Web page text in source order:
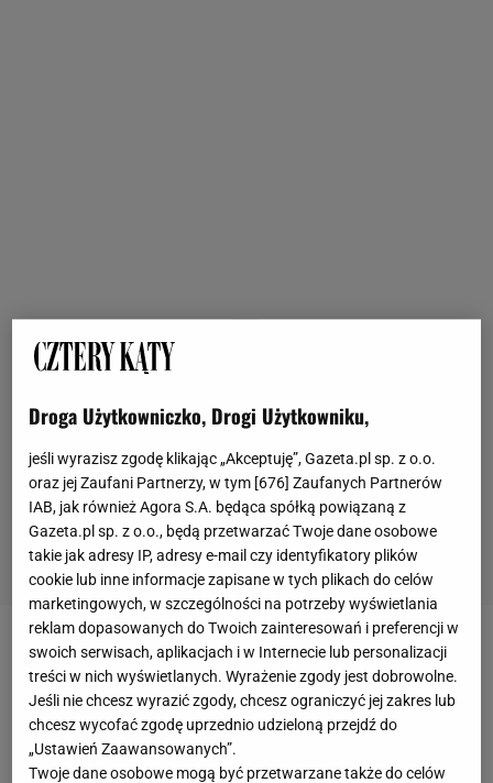
PROJEKT OGRODU
Projekty ogrodów. Propozycje rabat na glebę
piaszczystą
KWIATY OGRÓD PROJEKT OGRODU
Droga Użytkowniczko, Drogi Użytkowniku,
jeśli wyrazisz zgodę klikając „Akceptuję”, Gazeta.pl sp. z o.o.
oraz jej Zaufani Partnerzy, w tym [676] Zaufanych Partnerów
IAB, jak również Agora S.A. będąca spółką powiązaną z
Gazeta.pl sp. z o.o., będą przetwarzać Twoje dane osobowe
takie jak adresy IP, adresy e-mail czy identyfikatory plików
cookie lub inne informacje zapisane w tych plikach do celów
marketingowych, w szczególności na potrzeby wyświetlania
reklam dopasowanych do Twoich zainteresowań i preferencji w
swoich serwisach, aplikacjach i w Internecie lub personalizacji
treści w nich wyświetlanych. Wyrażenie zgody jest dobrowolne.
Jeśli nie chcesz wyrazić zgody, chcesz ograniczyć jej zakres lub
chcesz wycofać zgodę uprzednio udzieloną przejdź do
„Ustawień Zaawansowanych”.
Twoje dane osobowe mogą być przetwarzane także do celów